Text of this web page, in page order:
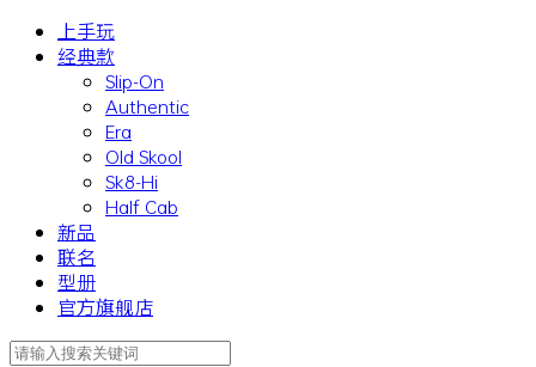
上手玩
经典款
Slip-On
Authentic
Era
Old Skool
Sk8-Hi
Half Cab
新品
联名
型册
官方旗舰店